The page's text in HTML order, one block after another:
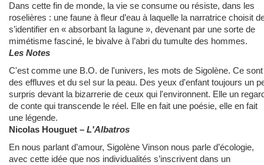
Dans cette fin de monde, la vie se consume ou résiste, dans les
roselières : une faune à fleur d’eau à laquelle la narratrice choisit
s’identifier en « absorbant la lagune », devenant par une sorte de
mimétisme fasciné, le bivalve à l’abri du tumulte des hommes.
Les Notes
C'est comme une B.O. de l'univers, les mots de Sigolène. Ce sont
des effluves et du sel sur la peau. Des yeux d'enfant toujours un
surpris devant la bizarrerie de ceux qui l'environnent. Elle un
de conte qui transcende le réel. Elle en fait une poésie, elle en fait
une légende.
Nicolas Houguet – L'Albatros
En nous parlant d’amour, Sigolène Vinson nous parle d’écologie,
avec cette idée que nos individualités s’inscrivent dans un